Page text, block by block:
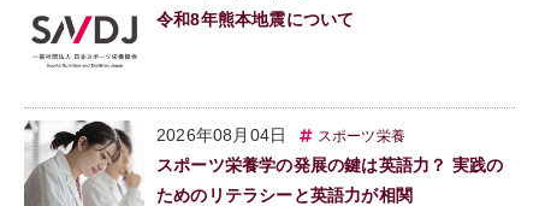
令和8年熊本地震について
2026年08月04日 スポーツ栄養
スポーツ栄養学の発展の鍵は英語力？ 実践の
ためのリテラシーと英語力が相関